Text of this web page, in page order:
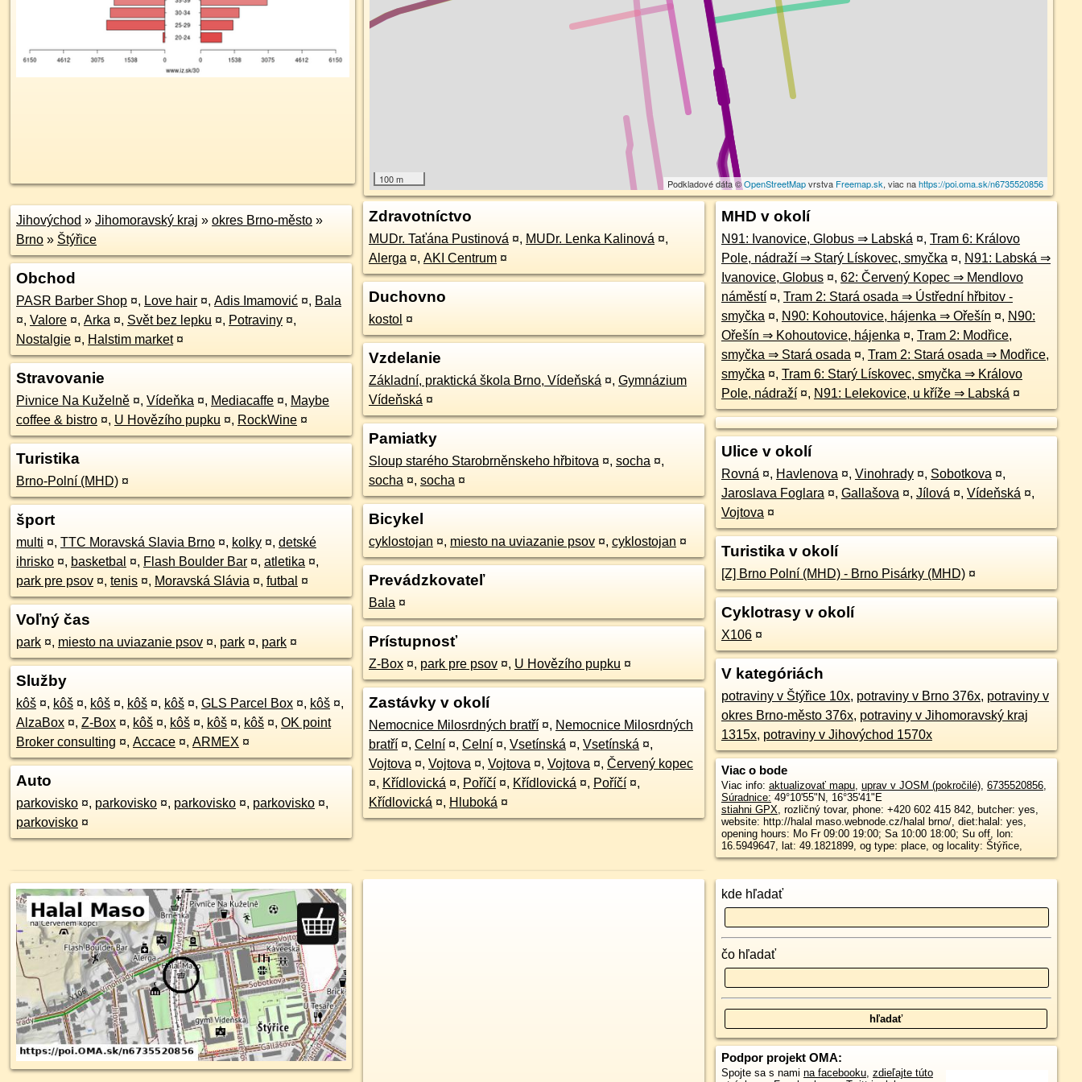
100 m Podkladové dáta ©OpenStreetMapvrstva Freemap.sk, viac nahttps://poi.oma.sk/n6735520856
Jihovýchod » Jihomoravský kraj » okres Brno-město »
Brno » Štýřice
Obchod
PASR Barber Shop ¤, Love hair ¤, Adis Imamović ¤, Bala
¤, Valore ¤, Arka ¤, Svět bez lepku ¤, Potraviny ¤,
Nostalgie ¤, Halstim market ¤
Stravovanie
Pivnice Na Kuželně ¤, Vídeňka ¤, Mediacaffe ¤, Maybe
coffee & bistro ¤, U Hovězího pupku ¤, RockWine ¤
Turistika
Brno-Polní (MHD) ¤
šport
multi ¤, TTC Moravská Slavia Brno ¤, kolky ¤, detské
ihrisko ¤, basketbal ¤, Flash Boulder Bar ¤, atletika ¤,
park pre psov ¤, tenis ¤, Moravská Slávia ¤, futbal ¤
Voľný čas
park ¤, miesto na uviazanie psov ¤, park ¤, park ¤
Služby
kôš ¤, kôš ¤, kôš ¤, kôš ¤, kôš ¤, GLS Parcel Box ¤, kôš ¤,
AlzaBox ¤, Z-Box ¤, kôš ¤, kôš ¤, kôš ¤, kôš ¤, OK point
Broker consulting ¤, Accace ¤, ARMEX ¤
Auto
parkovisko ¤, parkovisko ¤, parkovisko ¤, parkovisko ¤,
parkovisko ¤
Zdravotníctvo
MUDr. Taťána Pustinová ¤, MUDr. Lenka Kalinová ¤,
Alerga ¤, AKI Centrum ¤
Duchovno
kostol ¤
Vzdelanie
Základní, praktická škola Brno, Vídeňská ¤, Gymnázium
Vídeňská ¤
Pamiatky
Sloup starého Starobrněnskeho hřbitova ¤, socha ¤,
socha ¤, socha ¤
Bicykel
cyklostojan ¤, miesto na uviazanie psov ¤, cyklostojan ¤
Prevádzkovateľ
Bala ¤
Prístupnosť
Z-Box ¤, park pre psov ¤, U Hovězího pupku ¤
Zastávky v okolí
Nemocnice Milosrdných bratří ¤, Nemocnice Milosrdných
bratří ¤, Celní ¤, Celní ¤, Vsetínská ¤, Vsetínská ¤,
Vojtova ¤, Vojtova ¤, Vojtova ¤, Vojtova ¤, Červený kopec
¤, Křídlovická ¤, Poříčí ¤, Křídlovická ¤, Poříčí ¤,
Křídlovická ¤, Hluboká ¤
MHD v okolí
N91: Ivanovice, Globus ⇒ Labská ¤, Tram 6: Královo
Pole, nádraží ⇒ Starý Lískovec, smyčka ¤, N91: Labská ⇒
Ivanovice, Globus ¤, 62: Červený Kopec ⇒ Mendlovo
náměstí ¤, Tram 2: Stará osada ⇒ Ústřední hřbitov -
smyčka ¤, N90: Kohoutovice, hájenka ⇒ Ořešín ¤, N90:
Ořešín ⇒ Kohoutovice, hájenka ¤, Tram 2: Modřice,
smyčka ⇒ Stará osada ¤, Tram 2: Stará osada ⇒ Modřice,
smyčka ¤, Tram 6: Starý Lískovec, smyčka ⇒ Královo
Pole, nádraží ¤, N91: Lelekovice, u kříže ⇒ Labská ¤
Ulice v okolí
Rovná ¤, Havlenova ¤, Vinohrady ¤, Sobotkova ¤,
Jaroslava Foglara ¤, Gallašova ¤, Jílová ¤, Vídeňská ¤,
Vojtova ¤
Turistika v okolí
[Z] Brno Polní (MHD) - Brno Pisárky (MHD) ¤
Cyklotrasy v okolí
X106 ¤
V kategóriách
potraviny v Štýřice 10x, potraviny v Brno 376x, potraviny v
okres Brno-město 376x, potraviny v Jihomoravský kraj
1315x, potraviny v Jihovýchod 1570x
Viac o bode
Viac info: aktualizovať mapu, uprav v JOSM (pokročilé), 6735520856,
Súradnice: 49°10'55"N, 16°35'41"E
stiahni GPX, rozličný tovar, phone: +420 602 415 842, butcher: yes,
website: http://halal maso.webnode.cz/halal brno/, diet:halal: yes,
opening hours: Mo Fr 09:00 19:00; Sa 10:00 18:00; Su off, lon:
16.5949647, lat: 49.1821899, og type: place, og locality: Štýřice,
kde hľadať
čo hľadať
Podpor projekt OMA:
Spojte sa s nami na facebooku, zdieľajte túto